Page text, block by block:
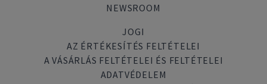
NEWSROOM
JOGI
AZ ÉRTÉKESÍTÉS FELTÉTELEI
A VÁSÁRLÁS FELTÉTELEI ÉS FELTÉTELEI
ADATVÉDELEM